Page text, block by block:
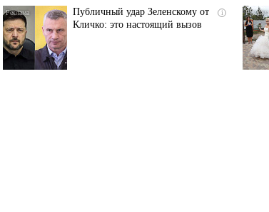
i
Публичный удар Зеленскому от
Кличко: это настоящий вызов